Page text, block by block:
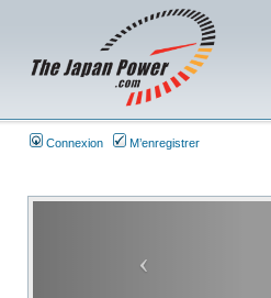
Connexion M’enregistrer